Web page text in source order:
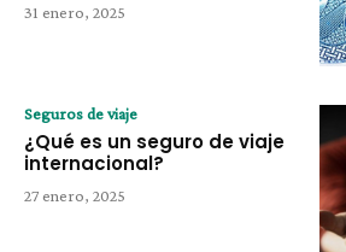
31 enero, 2025
Seguros de viaje
¿Qué es un seguro de viaje
internacional?
27 enero, 2025